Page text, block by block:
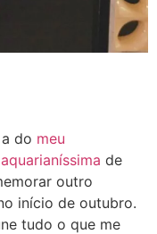
do meu
aquarianíssima de
outro
início de outubro.
tudo o que me